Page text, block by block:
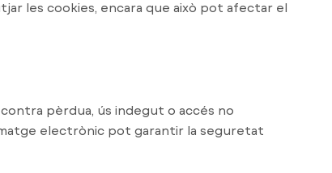
les cookies, encara que això pot afectar el
pèrdua, ús indegut o accés no
electrònic pot garantir la seguretat